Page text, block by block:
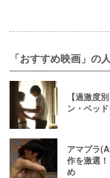
「おすすめ映画」の
【過激度
ン・ベッ
アマプラ
作を激選
め